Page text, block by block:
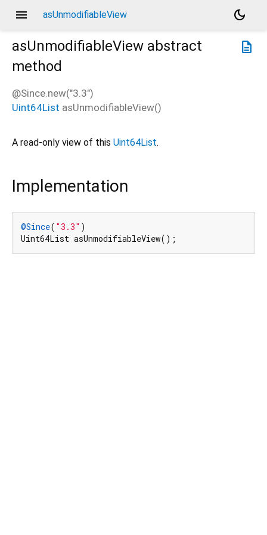
menu asUnmodifiableView
dark_mode
description
asUnmodifiableView abstract
method
@Since.new("3.3")
Uint64List asUnmodifiableView()
A read-only view of this Uint64List.
Implementation
@Since( "3.3" )
Uint64List asUnmodifiableView();